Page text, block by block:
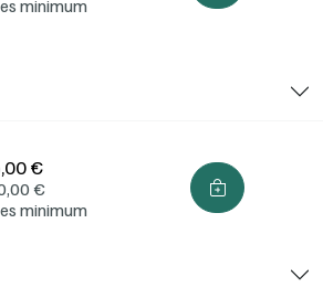
minimum
€
€
minimum